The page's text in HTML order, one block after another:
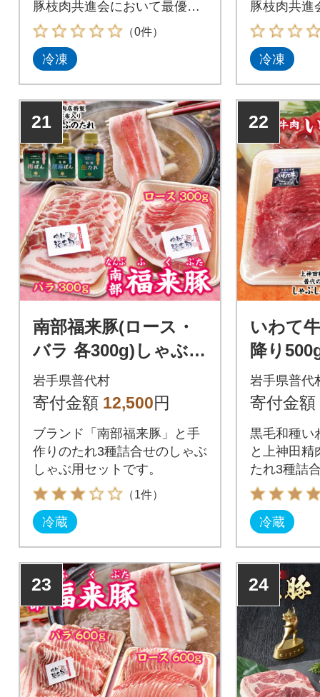
豚枝肉共進会において最優秀
賞も受賞。
（0件）
冷凍
豚枝肉共進
賞も受賞。
冷凍
21
南部福来豚(ロース・
バラ 各300g)しゃぶし
ゃぶ用」と手作りの
たれ3種詰合せセット
岩手県普代村
寄付金額 12,500円
ブランド「南部福来豚」と手
作りのたれ3種詰合せのしゃぶ
しゃぶ用セットです。
（1件）
冷蔵
22
いわて
降り
ぶ用と
種詰合
岩手県普代
寄付金額
黒毛和種い
と上神田精
たれ3種詰
冷蔵
23 24